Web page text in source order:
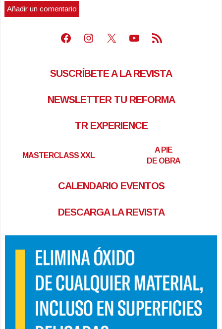
Facebook
Instagram
X Youtube
Feed RSS
SUSCRÍBETE A LA REVISTA
NEWSLETTER TU REFORMA
TR EXPERIENCE
MASTERCLASS XXL
A PIE
DE OBRA
CALENDARIO EVENTOS
DESCARGA LA REVISTA